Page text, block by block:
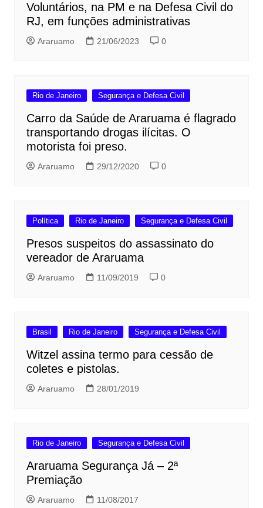
Voluntários, na PM e na Defesa Civil do
RJ, em funções administrativas
Araruamo 21/06/2023 0
Rio de Janeiro Segurança e Defesa Civil
Carro da Saúde de Araruama é flagrado
transportando drogas ilícitas. O
motorista foi preso.
Araruamo 29/12/2020 0
Política Rio de Janeiro Segurança e Defesa Civil
Presos suspeitos do assassinato do
vereador de Araruama
Araruamo 11/09/2019 0
Brasil Rio de Janeiro Segurança e Defesa Civil
Witzel assina termo para cessão de
coletes e pistolas.
Araruamo 28/01/2019
Rio de Janeiro Segurança e Defesa Civil
Araruama Segurança Já – 2ª
Premiação
Araruamo 11/08/2017